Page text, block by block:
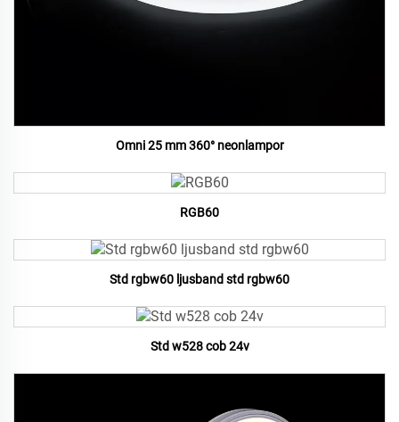
Omni 25 mm 360° neonlampor
RGB60
Std rgbw60 ljusband std rgbw60
Std w528 cob 24v